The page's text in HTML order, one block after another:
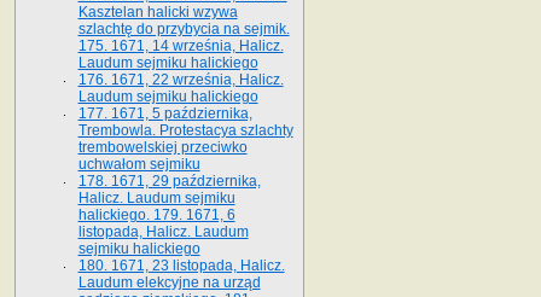
Kasztelan halicki wzywa
szlachtę do przybycia na sejmik.
175. 1671, 14 września, Halicz.
Laudum sejmiku halickiego
176. 1671, 22 września, Halicz.
Laudum sejmiku halickiego
177. 1671, 5 października,
Trembowla. Protestacya szlachty
trembowelskiej przeciwko
uchwałom sejmiku
178. 1671, 29 października,
Halicz. Laudum sejmiku
halickiego. 179. 1671, 6
listopada, Halicz. Laudum
sejmiku halickiego
180. 1671, 23 listopada, Halicz.
Laudum elekcyjne na urząd